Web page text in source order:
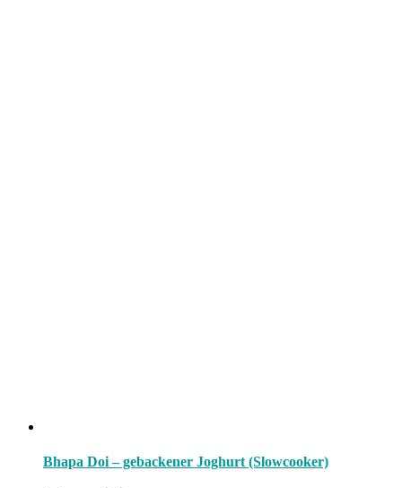
Bhapa Doi – gebackener Joghurt (Slowcooker)